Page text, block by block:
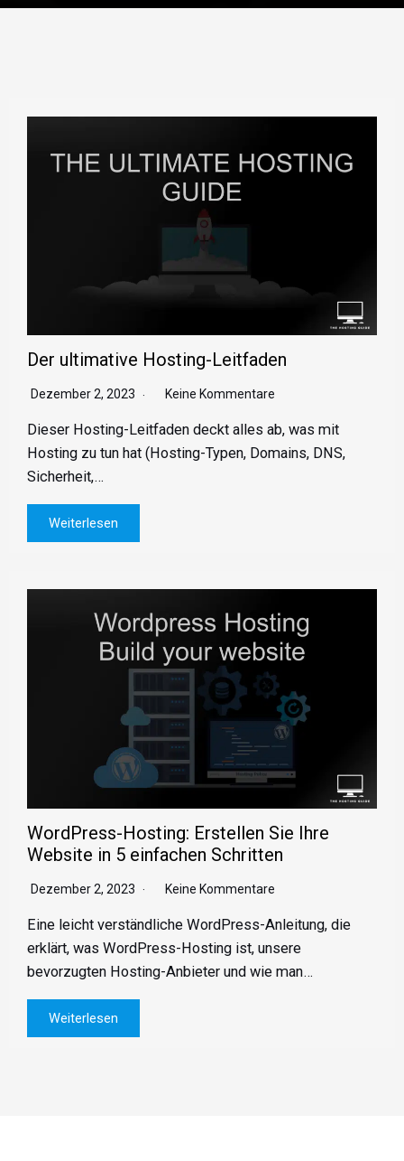
Der ultimative Hosting-Leitfaden
Dezember 2, 2023 Keine Kommentare
Dieser Hosting-Leitfaden deckt alles ab, was mit
Hosting zu tun hat (Hosting-Typen, Domains, DNS,
Sicherheit,…
Weiterlesen
WordPress-Hosting: Erstellen Sie Ihre
Website in 5 einfachen Schritten
Dezember 2, 2023 Keine Kommentare
Eine leicht verständliche WordPress-Anleitung, die
erklärt, was WordPress-Hosting ist, unsere
bevorzugten Hosting-Anbieter und wie man…
Weiterlesen